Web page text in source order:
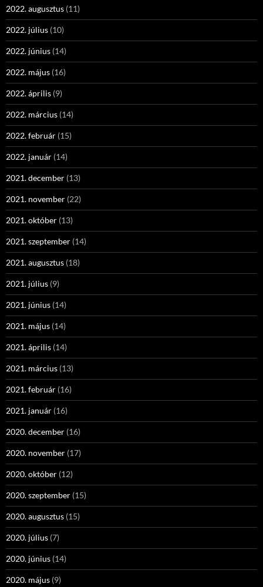
2022. augusztus (11)
2022. július (10)
2022. június (14)
2022. május (16)
2022. április (9)
2022. március (14)
2022. február (15)
2022. január (14)
2021. december (13)
2021. november (22)
2021. október (13)
2021. szeptember (14)
2021. augusztus (18)
2021. július (9)
2021. június (14)
2021. május (14)
2021. április (14)
2021. március (13)
2021. február (16)
2021. január (16)
2020. december (16)
2020. november (17)
2020. október (12)
2020. szeptember (15)
2020. augusztus (15)
2020. július (7)
2020. június (14)
2020. május (9)